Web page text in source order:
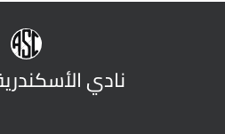
نادي